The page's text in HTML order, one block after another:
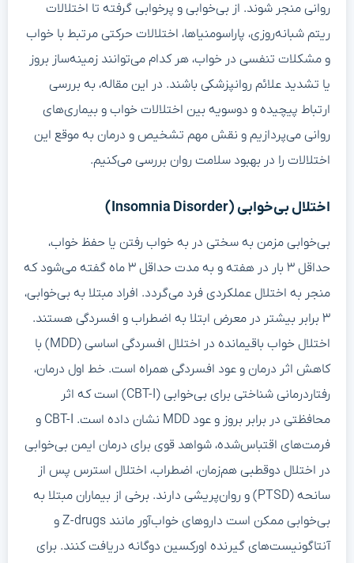
روانی منجر شوند. از بی‌خوابی و پرخوابی گرفته تا اختلالات
ریتم شبانه‌روزی، پاراسومنیاها، اختلالات حرکتی مرتبط با خواب
و مشکلات تنفسی در خواب، هر کدام می‌توانند زمینه‌ساز بروز
یا تشدید علائم روانپزشکی باشند. در این مقاله، به بررسی
ارتباط پیچیده و دوسویه بین اختلالات خواب و بیماری‌های
روانی می‌پردازیم و نقش مهم تشخیص و درمان به موقع این
اختلالات را در بهبود سلامت روان بررسی می‌کنیم.
اختلال بی‌خوابی (Insomnia Disorder)
بی‌خوابی مزمن به سختی در به خواب رفتن یا حفظ خواب،
حداقل ۳ بار در هفته و به مدت حداقل ۳ ماه گفته می‌شود که
منجر به اختلال عملکردی فرد می‌گردد. افراد مبتلا به بی‌خوابی،
۳ برابر بیشتر در معرض ابتلا به اضطراب و افسردگی هستند.
اختلال خواب باقیمانده در اختلال افسردگی اساسی (MDD) با
کاهش اثر درمان و عود افسردگی همراه است. خط اول درمان،
رفتاردرمانی شناختی برای بی‌خوابی (CBT-I) است که اثر
محافظتی در برابر بروز و عود MDD نشان داده است. CBT-I و
فرمت‌های اقتباس‌شده، شواهد قوی برای درمان ایمن بی‌خوابی
در اختلال دوقطبی هم‌زمان، اضطراب، اختلال استرس پس از
سانحه (PTSD) و روان‌پریشی دارند. برخی از بیماران مبتلا به
بی‌خوابی ممکن است داروهای خواب‌آور مانند Z-drugs و
آنتاگونیست‌های گیرنده اورکسین دوگانه دریافت کنند. برای